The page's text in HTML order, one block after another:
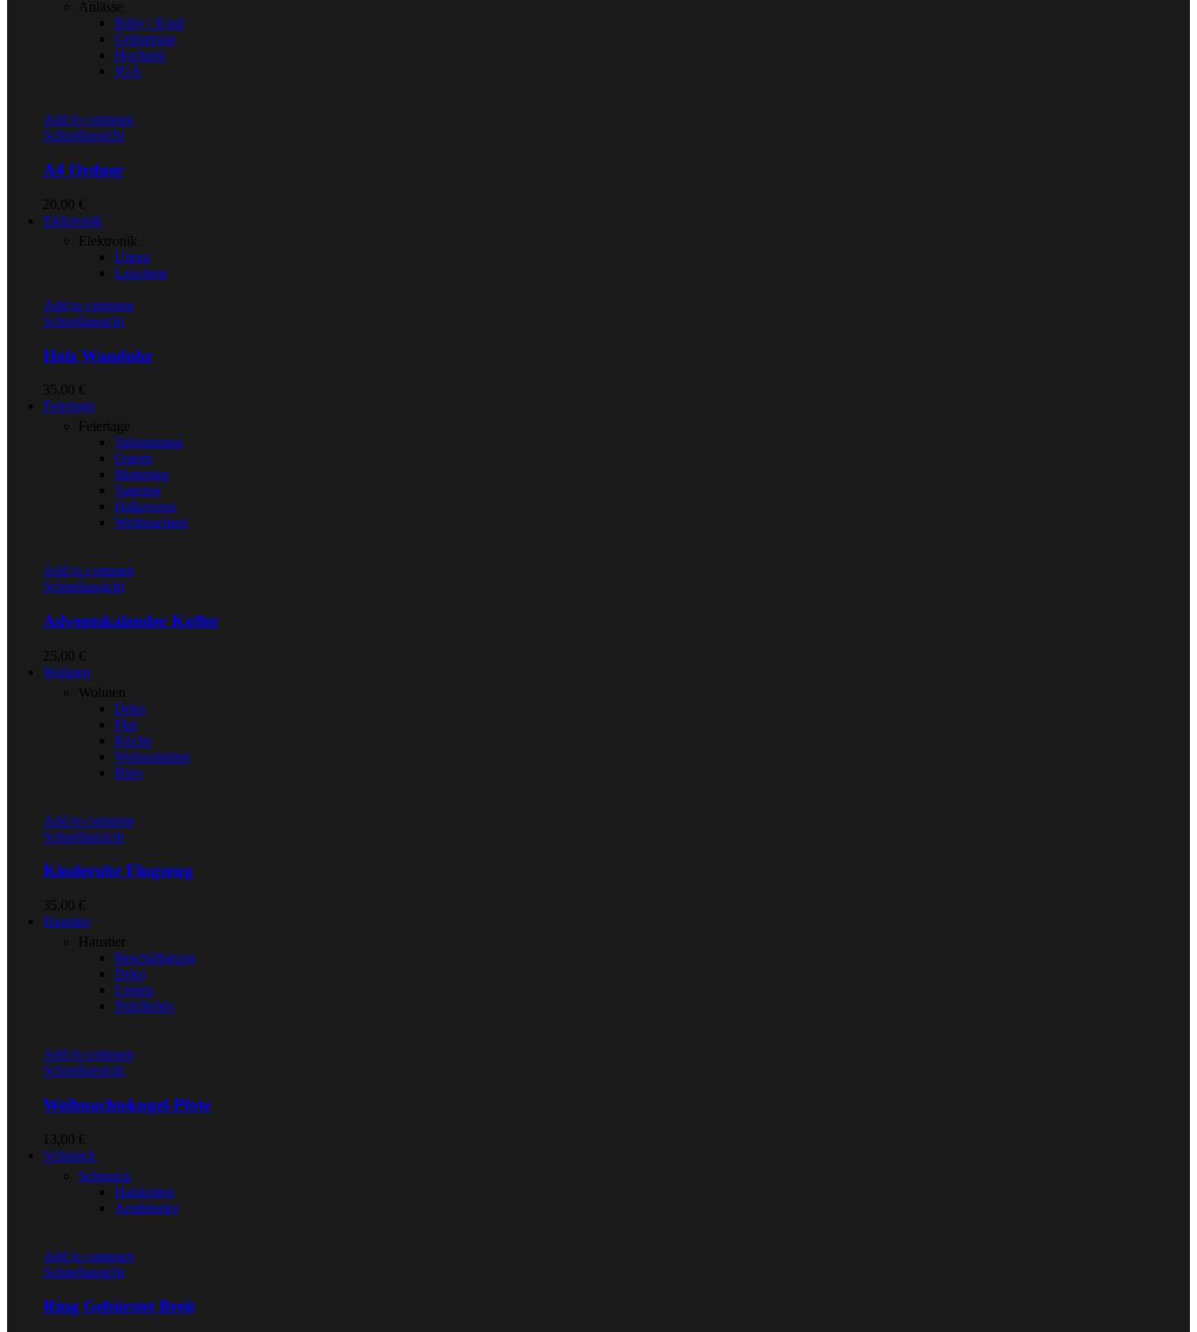
Anlässe
Baby / Kind
Geburtstag
Hochzeit
JGA
Add to compare
Schnellansicht
A4 Ordner
20,00 €
Elektronik
Elektronik
Uhren
Leuchten
Add to compare
Schnellansicht
Holz Wanduhr
35,00 €
Feiertage
Feiertage
Valentinstag
Ostern
Muttertag
Vatertag
Halloween
Weihnachten
Add to compare
Schnellansicht
Adventskalender Koffer
25,00 €
Wohnen
Wohnen
Deko
Flur
Küche
Wohnzimmer
Büro
Add to compare
Schnellansicht
Kinderuhr Flugzeug
35,00 €
Haustier
Haustier
Beschäftigung
Deko
Leinen
Nützliches
Add to compare
Schnellansicht
Weihnachtskugel-Pfote
13,00 €
Schmuck
Schmuck
Halsketten
Armbänder
Add to compare
Schnellansicht
Ring Gebürstet Breit